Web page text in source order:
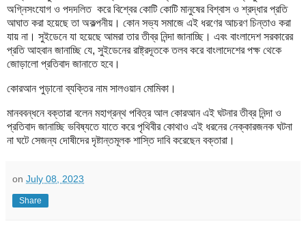
অগ্নিসংযোগ ও পদদলিত করে বিশ্বের কোটি কোটি মানুষের বিশ্বাস ও শ্রদ্ধার প্রতি
আঘাত করা হয়েছে তা অকল্পনীয়। কোন সভ্য সমাজে এই ধরণের আচরণ চিন্তাও করা
যায় না। সুইডেনে যা হয়েছে আমরা তার তীব্র নিন্দা জানাচ্ছি। এবং বাংলাদেশ সরকারের
প্রতি আহবান জানাচ্ছি যে, সুইডেনের রাষ্ট্রদূতকে তলব করে বাংলাদেশের পক্ষ থেকে
জোড়ালো প্রতিবাদ জানাতে হবে।
কোরআন পুড়ানো ব্যক্তির নাম সালওয়ান মোমিকা।
মানববন্ধনে বক্তারা বলেন মহাগ্রন্থ পবিত্র আল কোরআন এই ঘটনার তীব্র নিন্দা ও
প্রতিবাদ জানাচ্ছি ভবিষ্যতে যাতে করে পৃথিবীর কোথাও এই ধরনের নেক্কারজনক ঘটনা
না ঘটে সেজন্য দোষীদের দৃষ্টান্তমূলক শাস্তি দাবি করেছেন বক্তারা।
on July 08, 2023
Share